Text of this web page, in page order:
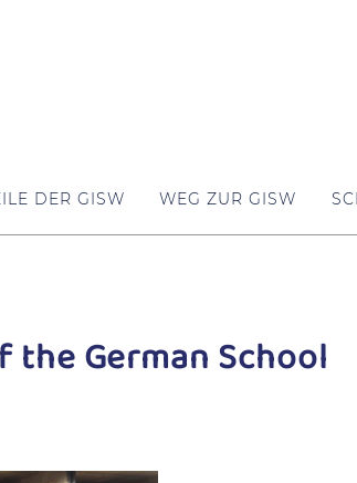
DER GISW WEG ZUR GISW
the German School